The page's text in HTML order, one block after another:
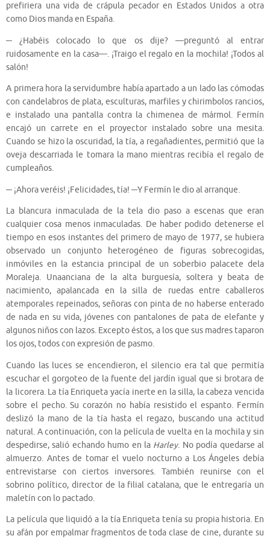
prefiriera una vida de crápula pecador en Estados Unidos a otra
como Dios manda en España.
─ ¿Habéis colocado lo que os dije? —preguntó al entrar
ruidosamente en la casa—. ¡Traigo el regalo en la mochila! ¡Todos al
salón!
A primera hora la servidumbre había apartado a un lado las cómodas
con candelabros de plata, esculturas, marfiles y chirimbolos rancios,
e instalado una pantalla contra la chimenea de mármol. Fermín
encajó un carrete en el proyector instalado sobre una mesita.
Cuando se hizo la oscuridad, la tía, a regañadientes, permitió que la
oveja descarriada le tomara la mano mientras recibía el regalo de
cumpleaños.
─ ¡Ahora veréis! ¡Felicidades, tía! ─Y Fermín le dio al arranque.
La blancura inmaculada de la tela dio paso a escenas que eran
cualquier cosa menos inmaculadas. De haber podido detenerse el
tiempo en esos instantes del primero de mayo de 1977, se hubiera
observado un conjunto heterogéneo de figuras sobrecogidas,
inmóviles en la estancia principal de un soberbio palacete dela
Moraleja. Unaanciana de la alta burguesía, soltera y beata de
nacimiento, apalancada en la silla de ruedas entre caballeros
atemporales repeinados, señoras con pinta de no haberse enterado
de nada en su vida, jóvenes con pantalones de pata de elefante y
algunos niños con lazos. Excepto éstos, a los que sus madres taparon
los ojos, todos con expresión de pasmo.
Cuando las luces se encendieron, el silencio era tal que permitía
escuchar el gorgoteo de la fuente del jardín igual que si brotara de
la licorera. La tía Enriqueta yacía inerte en la silla, la cabeza vencida
sobre el pecho. Su corazón no había resistido el espanto. Fermín
deslizó la mano de la tía hasta el regazo, buscando una actitud
natural. A continuación, con la película de vuelta en la mochila y sin
despedirse, salió echando humo en la Harley. No podía quedarse al
almuerzo. Antes de tomar el vuelo nocturno a Los Ángeles debía
entrevistarse con ciertos inversores. También reunirse con el
sobrino político, director de la filial catalana, que le entregaría un
maletín con lo pactado.
La película que liquidó a la tía Enriqueta tenía su propia historia. En
su afán por empalmar fragmentos de toda clase de cine, durante su